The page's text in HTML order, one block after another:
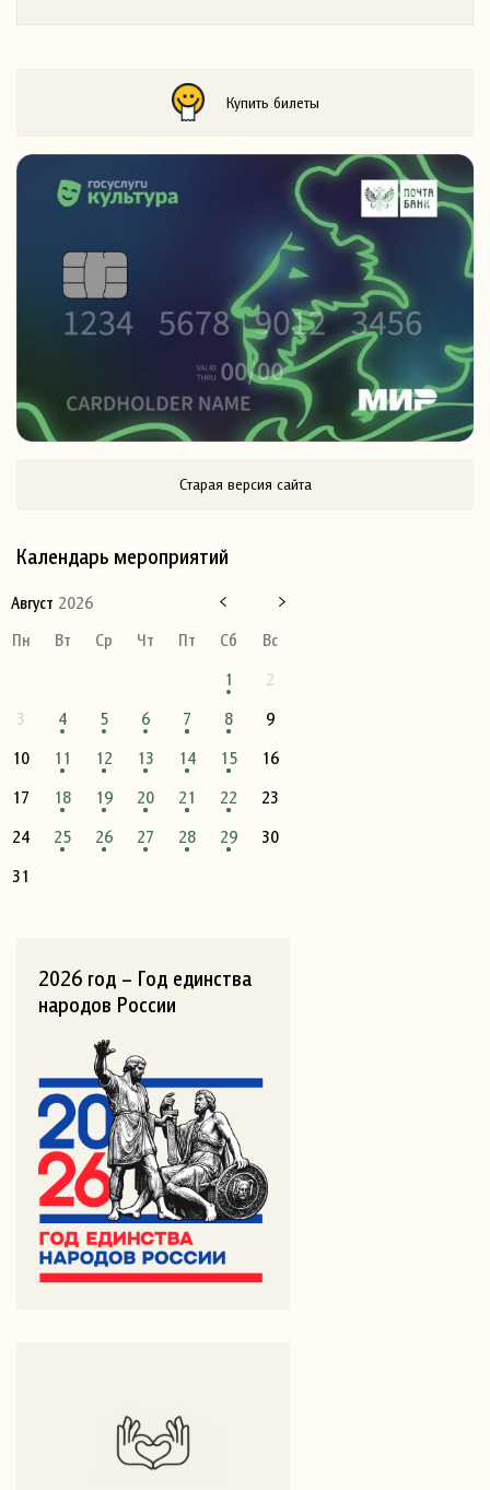
Купить билеты
Старая версия сайта
Календарь мероприятий
Август 2026
Пн
Вт Ср Чт Пт Сб
Вс
1
2
3
4 5 6 7 8
9
10
11 12 13 14 15
16
17
18 19 20 21 22
23
24
25 26 27 28 29
30
31
2026 год – Год единства
народов России